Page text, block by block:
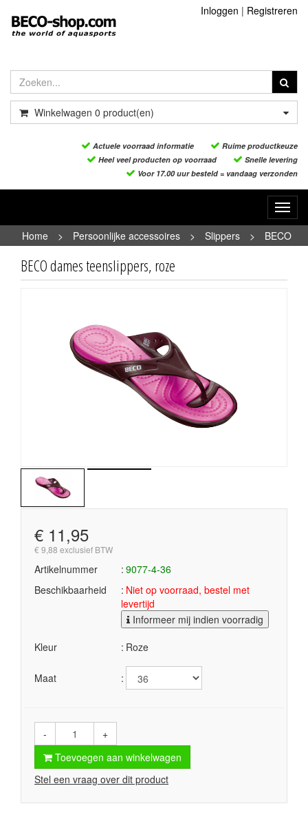
Inloggen | Registreren
Winkelwagen 0 product(en)
Actuele voorraad informatie
Ruime productkeuze
Heel veel producten op voorraad
Snelle levering
Voor 17.00 uur besteld = vandaag verzonden
Home
> Persoonlijke accessoires > Slippers >
BECO
dames teenslippers, roze
BECO dames teenslippers, roze
€ 11,95
€ 9,88 exclusief BTW
Artikelnummer
9077-4-36
Beschikbaarheid
Niet op voorraad, bestel met
levertijd
Informeer mij indien voorradig
Kleur
Roze
Maat
-
+
Toevoegen aan winkelwagen
Stel een vraag over dit product